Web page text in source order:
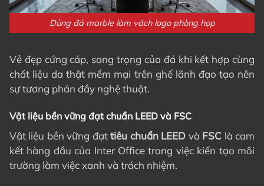
Dùng đá marble làm vách logo phòng họp
Vẻ đẹp cứng cáp, sang trọng của đá khi kết hợp cùng
chất liệu da thật mềm mại trên ghế lãnh đạo tạo nên
sự tương phản đầy nghệ thuật.
Vật liệu bền vững đạt chuẩn LEED và FSC
Vật liệu bền vững đạttiêu chuẩn LEED và FSC là cam
kết hàng đầu của Inter Office trong việc kiến tạo môi
trường làm việc xanh và trách nhiệm.